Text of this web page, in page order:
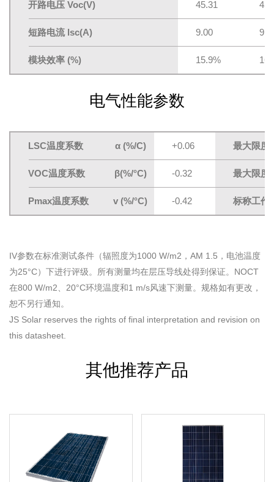
开路电压 Voc(V) 45.31
短路电流 lsc(A) 9.00
模块效率 (%) 15.9%
电气性能参数
LSC温度系数 α (%/C) +0.06 最大限度
VOC温度系数 β(%/°C) -0.32 最大限
Pmax温度系数 v (%/°C) -0.42 标称工作
IV参数在标准测试条件（辐照度为1000 W/m2，AM 1.5，电池温度
为25°C）下进行评级。所有测量均在层压导线处得到保证。NOCT
在800 W/m2、20°C环境温度和1 m/s风速下测量。规格如有更改，
恕不另行通知。
JS Solar reserves the rights of final interpretation and revision on
this datasheet.
其他推荐产品